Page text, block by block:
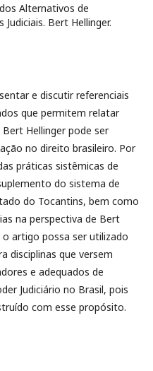
Alternativos de
Bert Hellinger.
e discutir referenciais
que permitem relatar
Hellinger pode ser
no direito brasileiro. Por
práticas sistêmicas de
do sistema de
do Tocantins, bem como
na perspectiva de Bert
o artigo possa ser utilizado
disciplinas que versem
e adequados de
Judiciário no Brasil, pois
com esse propósito.